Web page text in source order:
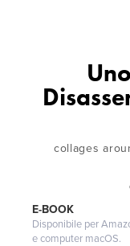
collages
E-BOOK
Disponibile per
e computer macOS.